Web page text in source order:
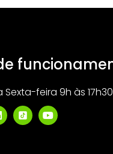
feira 9h às 17h30